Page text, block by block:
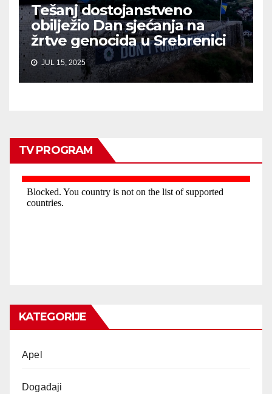
Tešanj dostojanstveno
obilježio Dan sjećanja na
žrtve genocida u Srebrenici
JUL 15, 2025
TV PROGRAM
KATEGORIJE
Apel
Događaji